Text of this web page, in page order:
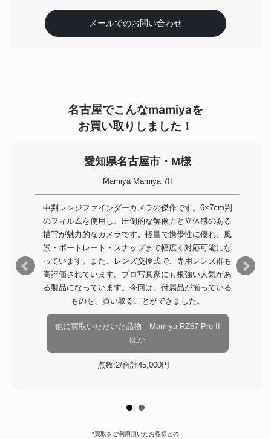
メールでのお問い合わせ
名古屋でこんなmamiyaを
お買い取りしました！
愛知県名古屋市・M様
Mamiya Mamiya 7II
中判レンジファインダーカメラの傑作です。6×7cm判
のフィルムを使用し、圧倒的な解像力と立体感のある
描写が魅力的なカメラです。軽量で携帯性に優れ、風
景・ポートレート・スナップまで幅広く対応可能にな
っています。また、レンズ交換式で、専用レンズ群も
高評価されています。プロ写真家にも根強い人気があ
る製品になっています。今回は、付属品が揃っている
ものを、買い取ることができました。
他に買取いただいた品物 Mamiya RZ67 Pro II
ほか
点数:2/合計45,000円
*買取をご利用頂いたお客様との